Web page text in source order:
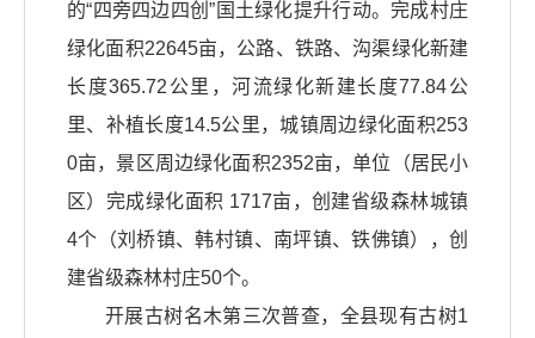
的“四旁四边四创”国土绿化提升行动。完成村庄
绿化面积22645亩，公路、铁路、沟渠绿化新建
长度365.72公里，河流绿化新建长度77.84公
里、补植长度14.5公里，城镇周边绿化面积253
0亩，景区周边绿化面积2352亩，单位（居民小
区）完成绿化面积 1717亩，创建省级森林城镇
4个（刘桥镇、韩村镇、南坪镇、铁佛镇），创
建省级森林村庄50个。
开展古树名木第三次普查，全县现有古树1